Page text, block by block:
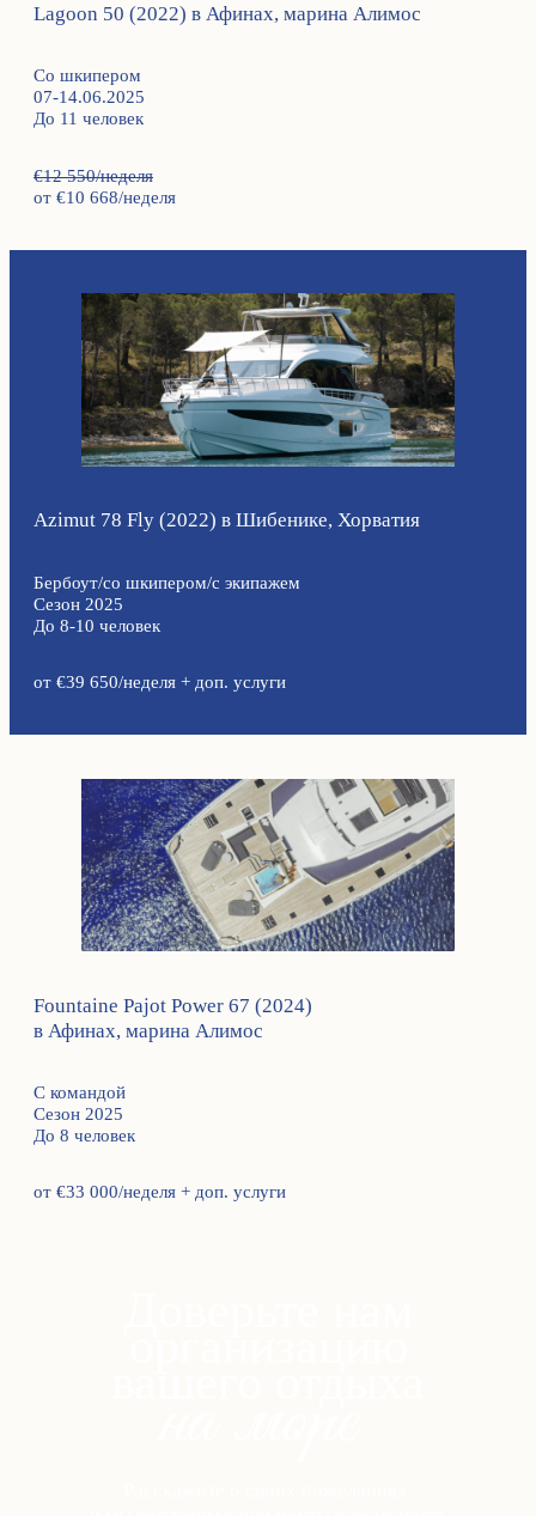
Lagoon 50 (2022) в Афинах, марина Алимос
Со шкипером
07-14.06.2025
До 11 человек
€12 550/неделя
от €10 668/неделя
Azimut 78 Fly (2022) в Шибенике, Хорватия
Бербоут/со шкипером/с экипажем
Сезон 2025
До 8-10 человек
от €39 650/неделя + доп. услуги
Fountaine Pajot Power 67 (2024)
в Афинах, марина Алимос
С командой
Сезон 2025
До 8 человек
от €33 000/неделя + доп. услуги